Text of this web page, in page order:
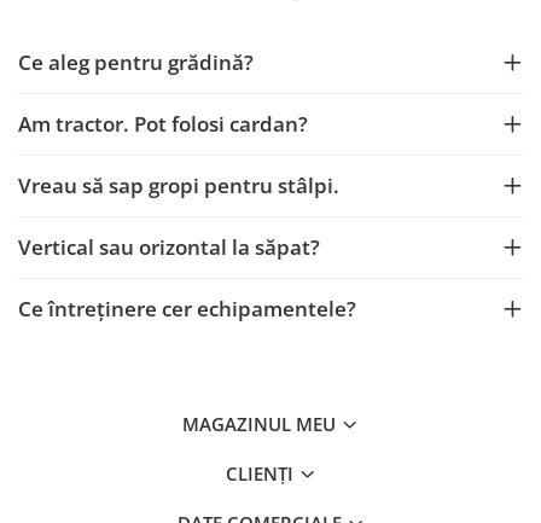
Distribuitoare de ingrasaminte
Masini de recoltat si cules
Tamburi irigatii
Vehicule electrice
Ce aleg pentru grădină?
Am tractor. Pot folosi cardan?
Vreau să sap gropi pentru stâlpi.
Vertical sau orizontal la săpat?
Ce întreținere cer echipamentele?
MAGAZINUL MEU
CLIENȚI